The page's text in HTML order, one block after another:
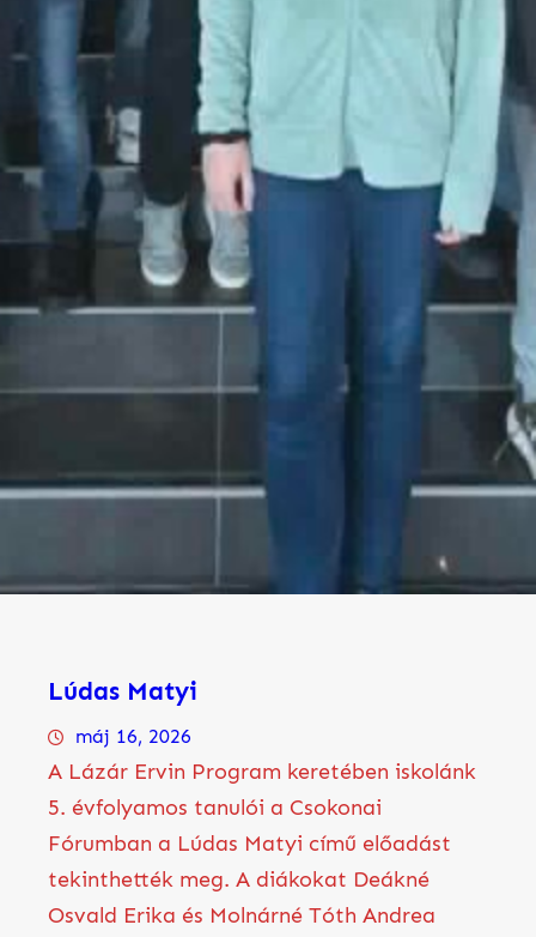
Lúdas Matyi
máj 16, 2026
A Lázár Ervin Program keretében iskolánk
5. évfolyamos tanulói a Csokonai
Fórumban a Lúdas Matyi című előadást
tekinthették meg. A diákokat Deákné
Osvald Erika és Molnárné Tóth Andrea